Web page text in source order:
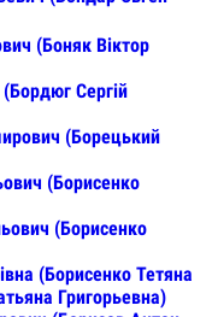
(Боняк Віктор
Сергій
(Борецький
(Борисенко
(Борисенко
(Борисенко Тетяна
Григорьевна)